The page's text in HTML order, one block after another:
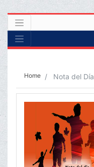
Home Nota del Día